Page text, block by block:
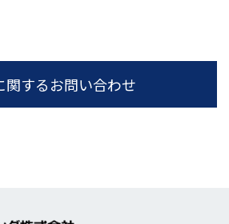
関するお問い合わせ